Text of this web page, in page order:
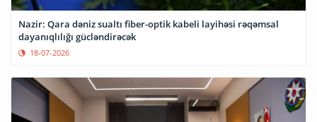
Nazir: Qara dəniz sualtı fiber-optik kabeli layihəsi rəqəmsal
dayanıqlılığı gücləndirəcək
18-07-2026